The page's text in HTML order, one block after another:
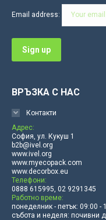
windowwindowwindow
in
in
Email address:
ВРЪЗКА С НАС
Контакти
Адрес:
София, ул. Кукуш 1
b2b@ivel.org
www.ivel.org
www.myecopack.com
www.decorbox.eu
Телефони:
0888 615995, 02 9291345
Работно време:
понеделник - петък: 09:00 -
събота и неделя: почивни